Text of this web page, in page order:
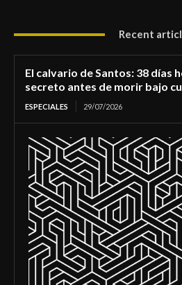
Recent
El calvario de Santos: 38 días
secreto antes de morir bajo
ESPECIALES 29/07/2026